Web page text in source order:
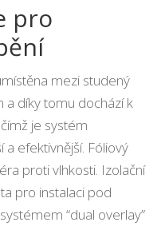
pro
mezi studený
a díky tomu dochází k
je systém
efektivnější. Fóliový
proti vlhkosti. Izolační
pro instalaci pod
“dual overlay”